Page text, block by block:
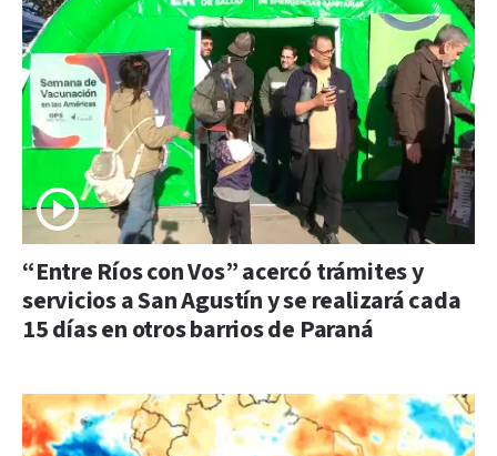
“Entre Ríos con Vos” acercó trámites y
servicios a San Agustín y se realizará cada
15 días en otros barrios de Paraná